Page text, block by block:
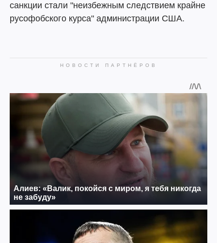
санкции стали "неизбежным следствием крайне
русофобского курса" администрации США.